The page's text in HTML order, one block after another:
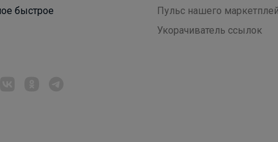
быстрое
Пульс нашего
Укорачиватель ссылок